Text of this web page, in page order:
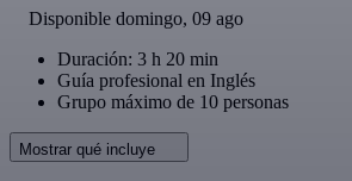
Disponible domingo, 09 ago
Duración: 3 h 20 min
Guía profesional en Inglés
Grupo máximo de 10 personas
Mostrar qué incluye